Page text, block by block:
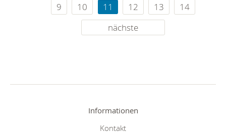
9
10 11 12 13
14
nächste
Informationen
Kontakt